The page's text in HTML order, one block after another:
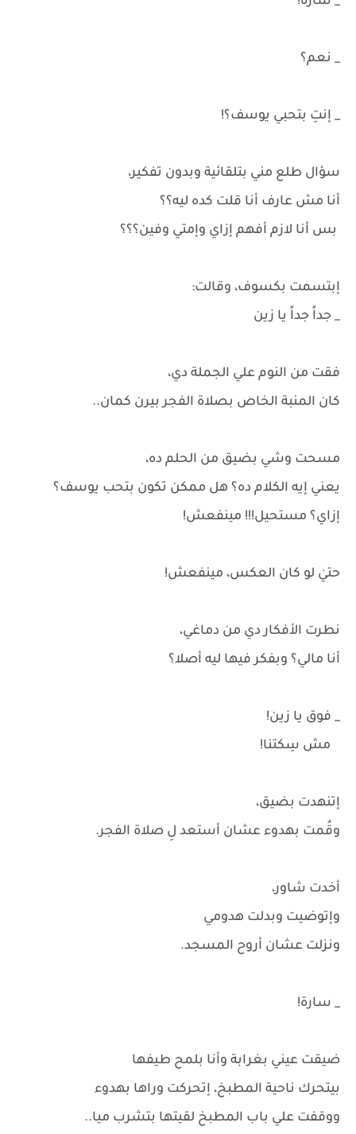
_ نعم؟
_ إنتِ بتحبي يوسف؟!
سؤال طلع مني بتلقائية وبدون تفكير،
أنا مش عارف أنا قلت كده ليه؟؟
بس أنا لازم أفهم إزاي وإمتي وفين؟؟؟
إبتسمت بكسوف، وقالت:
_ جداً جداً يا زين
فقت من النوم علي الجملة دي،
كان المنبة الخاص بصلاة الفجر بيرن كمان..
مسحت وشي بضيق من الحلم ده،
يعني إيه الكلام ده؟ هل ممكن تكون بتحب يوسف؟
إزاي؟ مستحيل!!! مينفعش!
حتيٰ لو كان العكس، مينفعش!
نطرت الأفكار دي من دماغي،
أنا مالي؟ وبفكر فيها ليه أصلا؟
_ فوق يا زين!
مش سِكتنا!
إتنهدت بضيق،
وقُمت بهدوء عشان أستعد لِ صلاة الفجر.
أخدت شاور،
وإتوضيت وبدلت هدومي
ونزلت عشان أروح المسجد.
_ سارة!
ضيقت عيني بغرابة وأنا بلمح طيفها
بيتحرك ناحية المطبخ، إتحركت وراها بهدوء
ووقفت علي باب المطبخ لقيتها بتشرب ميا..